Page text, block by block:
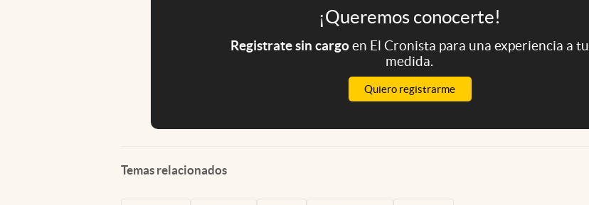
¡Queremos conocerte!
Registrate sin cargoen El Cronista para una experiencia a tu
medida.
Quiero registrarme
Temas relacionados